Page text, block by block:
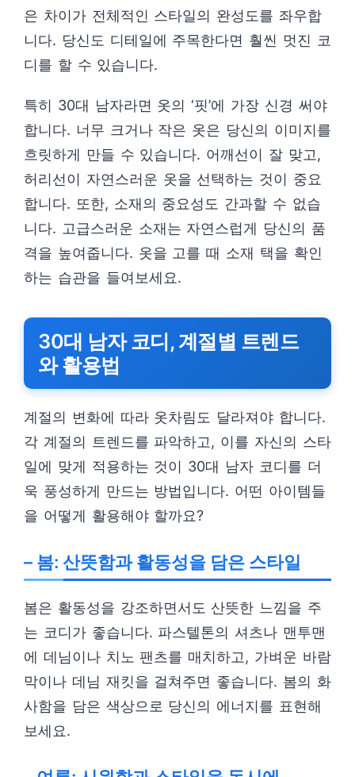
은 차이가 전체적인 스타일의 완성도를 좌우합
니다. 당신도 디테일에 주목한다면 훨씬 멋진 코
디를 할 수 있습니다.
특히 30대 남자라면 옷의 ‘핏’에 가장 신경 써야
합니다. 너무 크거나 작은 옷은 당신의 이미지를
흐릿하게 만들 수 있습니다. 어깨선이 잘 맞고,
허리선이 자연스러운 옷을 선택하는 것이 중요
합니다. 또한, 소재의 중요성도 간과할 수 없습
니다. 고급스러운 소재는 자연스럽게 당신의 품
격을 높여줍니다. 옷을 고를 때 소재 택을 확인
하는 습관을 들여보세요.
30대 남자 코디, 계절별 트렌드
와 활용법
계절의 변화에 따라 옷차림도 달라져야 합니다.
각 계절의 트렌드를 파악하고, 이를 자신의 스타
일에 맞게 적용하는 것이 30대 남자 코디를 더
욱 풍성하게 만드는 방법입니다. 어떤 아이템들
을 어떻게 활용해야 할까요?
– 봄: 산뜻함과 활동성을 담은 스타일
봄은 활동성을 강조하면서도 산뜻한 느낌을 주
는 코디가 좋습니다. 파스텔톤의 셔츠나 맨투맨
에 데님이나 치노 팬츠를 매치하고, 가벼운 바람
막이나 데님 재킷을 걸쳐주면 좋습니다. 봄의 화
사함을 담은 색상으로 당신의 에너지를 표현해
보세요.